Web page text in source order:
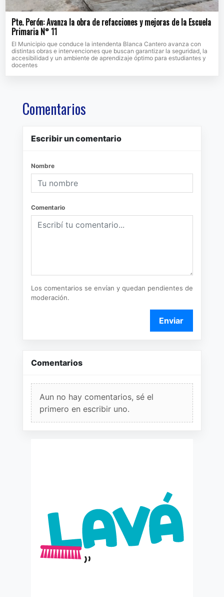
Pte. Perón: Avanza la obra de refacciones y mejoras de la Escuela
Primaria N° 11
El Municipio que conduce la intendenta Blanca Cantero avanza con
distintas obras e intervenciones que buscan garantizar la seguridad, la
accesibilidad y un ambiente de aprendizaje óptimo para estudiantes y
docentes
Comentarios
Escribir un comentario
Nombre
Comentario
Los comentarios se envían y quedan pendientes de
moderación.
Enviar
Comentarios
Aun no hay comentarios, sé el
primero en escribir uno.